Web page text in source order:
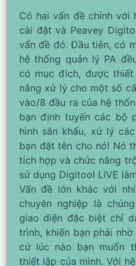
Có hai vấn đề chính với
cài đặt và Peavey
vấn đề đó. Đầu tiên, có
hệ thống quản lý PA
có mục đích, được
năng xử lý cho một số
vào/8 đầu ra của hệ
bạn định tuyến các bộ
hình sân khấu, xử lý
bạn đặt tên cho nó! Nó
tích hợp và chức năng
sử dụng Digitool LIVE
Vấn đề lớn khác với
chuyên nghiệp là
giao diện đặc biệt chỉ
trình, khiến bạn phải
cứ lúc nào bạn muốn
thiết lập của mình. Với